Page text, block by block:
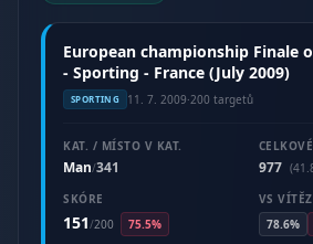
European championship Finale
- Sporting - France (July 2009)
SPORTING 11. 7. 2009·200 targetů
KAT. / MÍSTO V KAT.
Man/341 977
SKÓRE
151/200 75.5%
VS
78.6%